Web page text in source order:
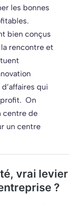
les bonnes
bien conçus
rencontre et
qui
On
centre de
un centre